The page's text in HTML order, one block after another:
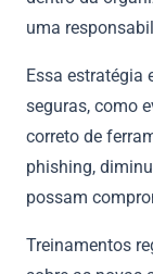
uma
Essa estratégia
seguras, como
correto de
phishing,
possam
Treinamentos